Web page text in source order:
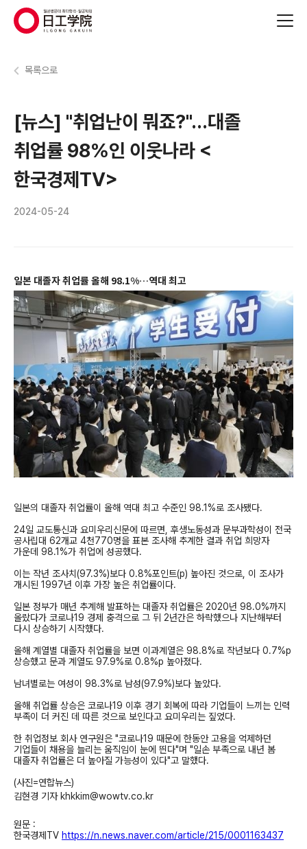
(주)지원에듀
목록으로
[뉴스] "취업난이 뭐죠?"…대졸
취업률 98%인 이웃나라 <
한국경제TV>
2024-05-24
일본 대졸자 취업률 올해 98.1%…역대 최고
일본의 대졸자 취업률이 올해 역대 최고 수준인 98.1%로 조사됐다.
24일 교도통신과 요미우리신문에 따르면, 후생노동성과 문부과학성이 전국
공사립대 62개교 4천770명을 표본 조사해 추계한 결과 취업 희망자
가운데 98.1%가 취업에 성공했다.
이는 작년 조사치(97.3%)보다 0.8%포인트(p) 높아진 것으로, 이 조사가
개시된 1997년 이후 가장 높은 취업률이다.
일본 정부가 매년 추계해 발표하는 대졸자 취업률은 2020년 98.0%까지
올랐다가 코로나19 경제 충격으로 그 뒤 2년간은 하락했으나 지난해부터
다시 상승하기 시작했다.
올해 계열별 대졸자 취업률을 보면 이과계열은 98.8%로 작년보다 0.7%p
상승했고 문과 계열도 97.9%로 0.8%p 높아졌다.
남녀별로는 여성이 98.3%로 남성(97.9%)보다 높았다.
올해 취업률 상승은 코로나19 이후 경기 회복에 따라 기업들이 느끼는 인력
부족이 더 커진 데 따른 것으로 보인다고 요미우리는 짚었다.
한 취업정보 회사 연구원은 "코로나19 때문에 한동안 고용을 억제하던
기업들이 채용을 늘리는 움직임이 눈에 띈다"며 "일손 부족으로 내년 봄
대졸자 취업률은 더 높아질 가능성이 있다"고 말했다.
(사진=연합뉴스)
김현경 기자 khkkim@wowtv.co.kr
원문 :
한국경제TV https://n.news.naver.com/article/215/0001163437